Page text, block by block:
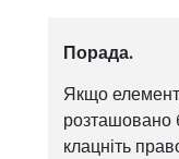
Порада.
Якщо
розташовано
клацніть